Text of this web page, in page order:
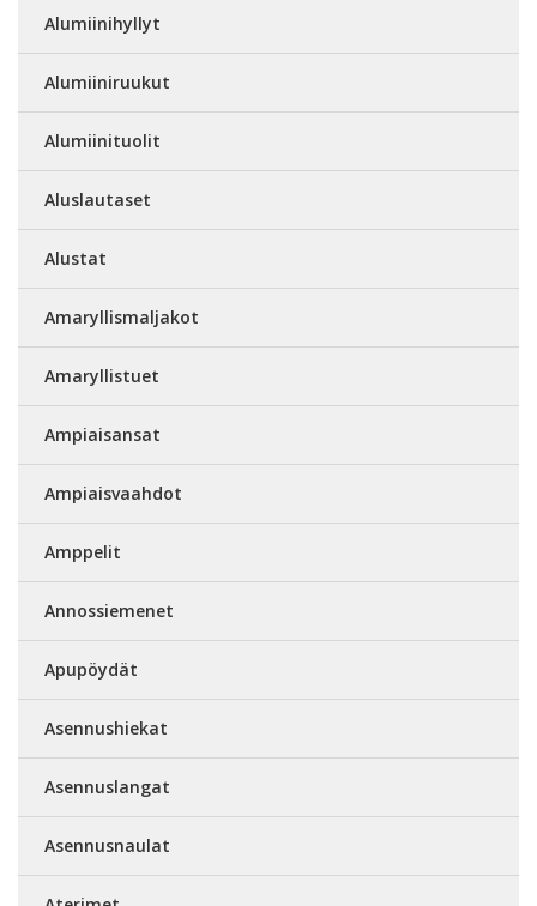
Alumiinihyllyt
Alumiiniruukut
Alumiinituolit
Aluslautaset
Alustat
Amaryllismaljakot
Amaryllistuet
Ampiaisansat
Ampiaisvaahdot
Amppelit
Annossiemenet
Apupöydät
Asennushiekat
Asennuslangat
Asennusnaulat